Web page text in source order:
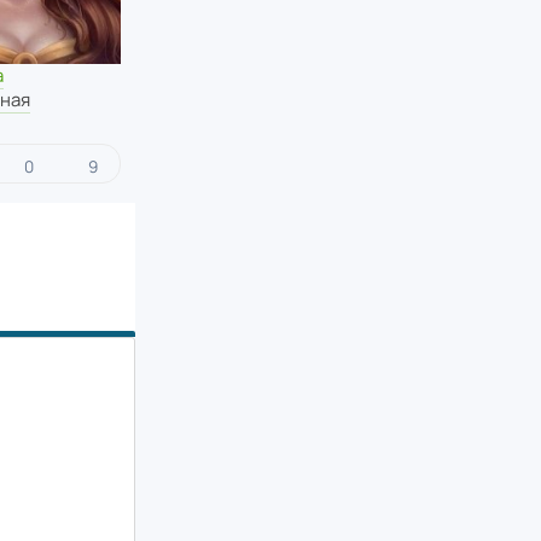
0 9